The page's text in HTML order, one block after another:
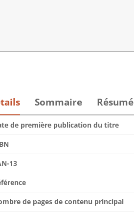
Sommaire Résumé
de première publication du titre
13
de pages de contenu principal